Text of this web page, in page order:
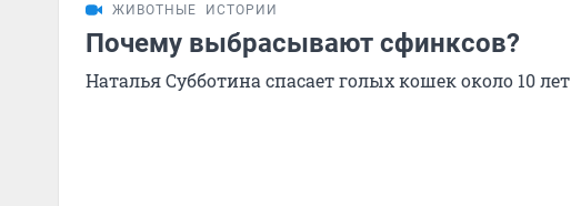
ЖИВОТНЫЕ ИСТОРИИ
Почему выбрасывают сфинксов?
Наталья Субботина спасает голых кошек около 10 лет